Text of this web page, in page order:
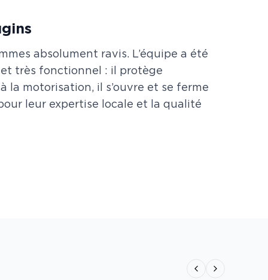
absolument ravis. L’équipe a été
très fonctionnel : il protège
motorisation, il s’ouvre et se ferme
leur expertise locale et la qualité
Previous slide
Next slide